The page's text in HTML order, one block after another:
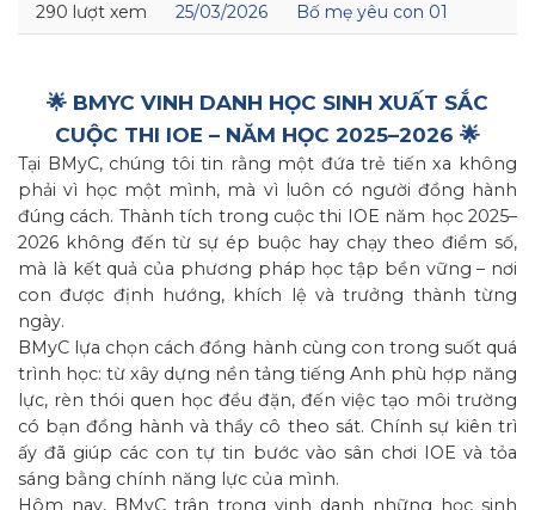
290 lượt xem 25/03/2026 Bố mẹ yêu con 01
🌟 BMYC VINH DANH HỌC SINH XUẤT SẮC
CUỘC THI IOE – NĂM HỌC 2025–2026 🌟
Tại BMyC, chúng tôi tin rằng một đứa trẻ tiến xa không
phải vì học một mình, mà vì luôn có người đồng hành
đúng cách. Thành tích trong cuộc thi IOE năm học 2025–
2026 không đến từ sự ép buộc hay chạy theo điểm số,
mà là kết quả của phương pháp học tập bền vững – nơi
con được định hướng, khích lệ và trưởng thành từng
ngày.
BMyC lựa chọn cách đồng hành cùng con trong suốt quá
trình học: từ xây dựng nền tảng tiếng Anh phù hợp năng
lực, rèn thói quen học đều đặn, đến việc tạo môi trường
có bạn đồng hành và thầy cô theo sát. Chính sự kiên trì
ấy đã giúp các con tự tin bước vào sân chơi IOE và tỏa
sáng bằng chính năng lực của mình.
Hôm nay, BMyC trân trọng vinh danh những học sinh